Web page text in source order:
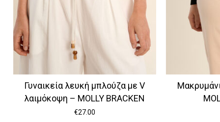
Γυναικεία λευκή μπλούζα με V
λαιμόκοψη – MOLLY BRACKEN
€27.00